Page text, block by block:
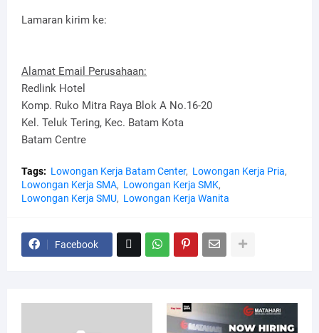
Lamaran kirim ke:
Alamat Email Perusahaan:
Redlink Hotel
Komp. Ruko Mitra Raya Blok A No.16-20
Kel. Teluk Tering, Kec. Batam Kota
Batam Centre
Tags: Lowongan Kerja Batam Center
Lowongan Kerja Pria
Lowongan Kerja SMA
Lowongan Kerja SMK
Lowongan Kerja SMU
Lowongan Kerja Wanita
Facebook